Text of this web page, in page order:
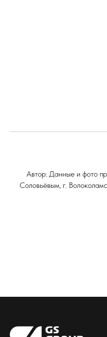
Автор: Данные и фото
Соловьёвым, г.